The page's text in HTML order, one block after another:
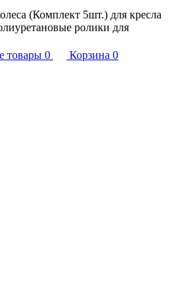
(Комплект 5шт.) для кресла
ролики для
товары 0 Корзина 0